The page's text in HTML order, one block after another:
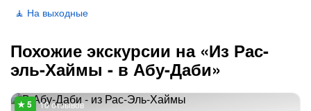
🧘 На выходные
Похожие экскурсии на «Из Рас-
эль-Хаймы - в Абу-Даби»
10 отзывов